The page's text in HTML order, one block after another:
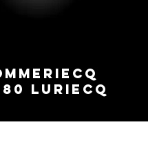
Luriecq